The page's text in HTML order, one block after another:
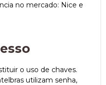
no mercado: Nice e
o uso de chaves.
utilizam senha,